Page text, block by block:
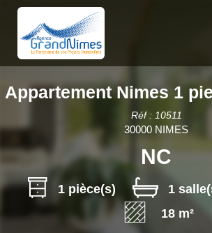
Appartement Nimes 1
Réf : 10511
30000 NIMES
NC
1 pièce(s)
1
18 m²